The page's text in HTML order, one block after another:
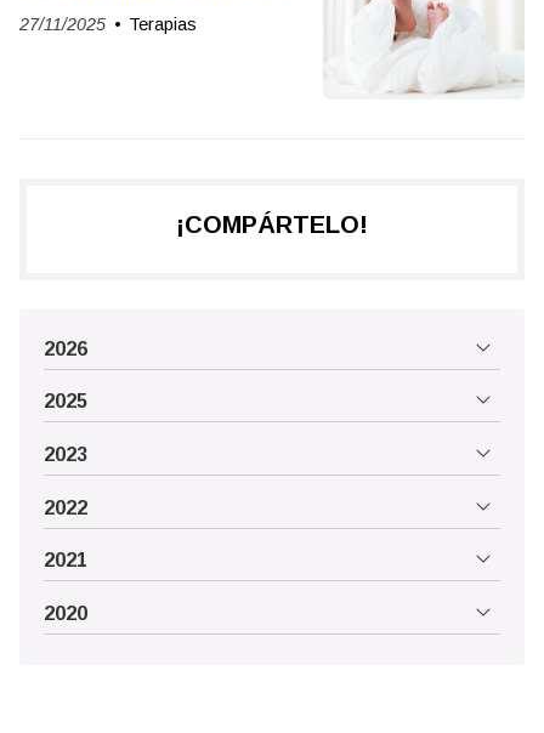
27/11/2025 Terapias
¡COMPÁRTELO!
2026
2025
2023
2022
2021
2020